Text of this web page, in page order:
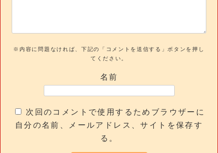
※内容に問題なければ、下記の「コメントを送信する」ボタンを押し
てください。
名前
次回のコメントで使用するためブラウザーに
自分の名前、メールアドレス、サイトを保存す
る。